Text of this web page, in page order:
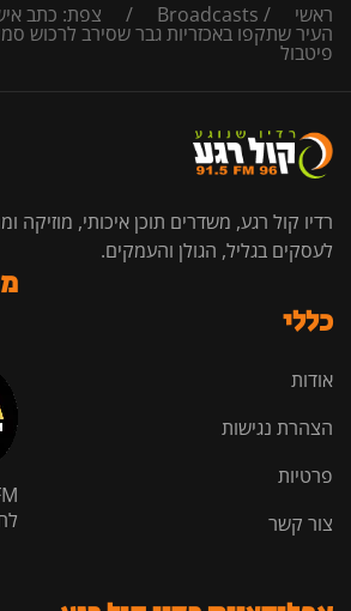
ראשי /
Broadcasts
/ צפת: כתב
העיר שתקפו באכזריות גבר שסירב לרכוש
פיטבול
רדיו קול רגע, משדרים תוכן איכותי, מוזיקה
לעסקים בגליל, הגולן והעמקים.
כללי
אודות
הצהרת נגישות
פרטיות
צור קשר